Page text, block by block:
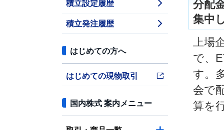
積立設定履歴
積立発注履歴
はじめての方へ
はじめての現物取引
国内株式 案内メニュー
分配
集中
上場
で、
す。
会で
算を